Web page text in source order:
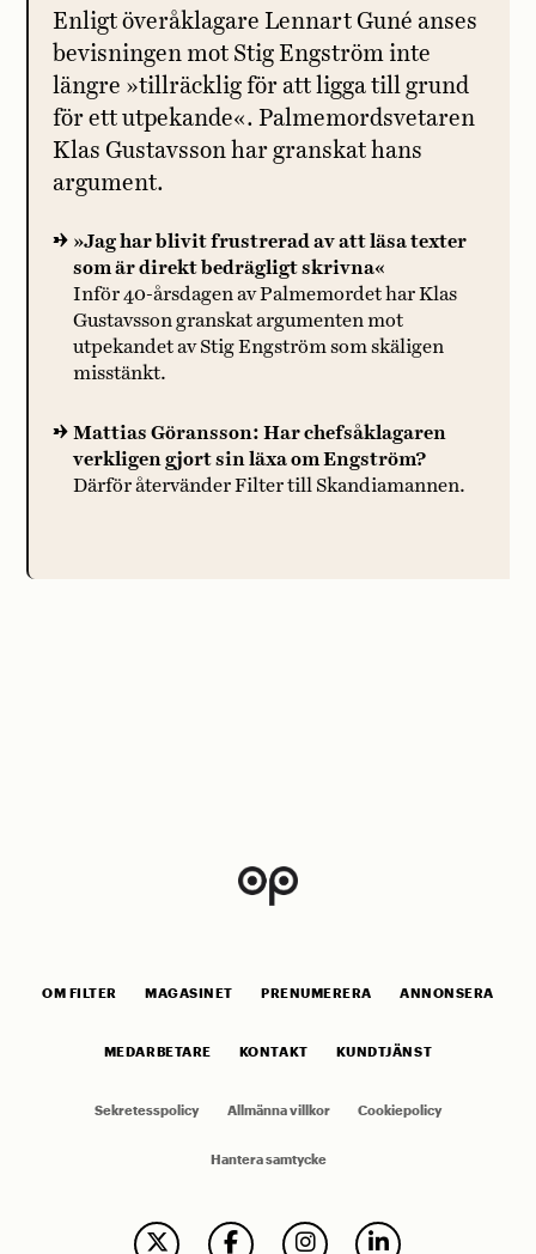
Enligt överåklagare Lennart Guné anses
bevisningen mot Stig Engström inte
längre »tillräcklig för att ligga till grund
för ett utpekande«. Palmemordsvetaren
Klas Gustavsson har granskat hans
argument.
»Jag har blivit frustrerad av att läsa texter
som är direkt bedrägligt skrivna«
Inför 40-årsdagen av Palmemordet har Klas
Gustavsson granskat argumenten mot
utpekandet av Stig Engström som skäligen
misstänkt.
Mattias Göransson: Har chefsåklagaren
verkligen gjort sin läxa om Engström?
Därför återvänder Filter till Skandiamannen.
OM FILTER MAGASINET PRENUMERERA ANNONSERA
MEDARBETARE KONTAKT KUNDTJÄNST
Sekretesspolicy Allmänna villkor Cookiepolicy
Hantera samtycke